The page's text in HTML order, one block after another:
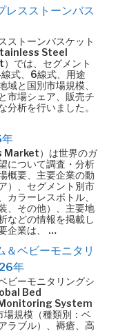
レスストーンバス
ストーンバスケット
Steel
では、セグメント
式、6線式、用途
域と国別市場規模、
市場シェア、販売チ
分析を行いました。
）は世界のガ
について調査・分析
概要、主要企業の動
）、セグメント別市
カラーレスボトル、
、その他）、主要地
などの情報を掲載し
企業は、 …
＆ベビーモニタリ
年
ビーモニタリングシ
Bed
System
規模（種類別：ベ
ラブル）、褥瘡、高